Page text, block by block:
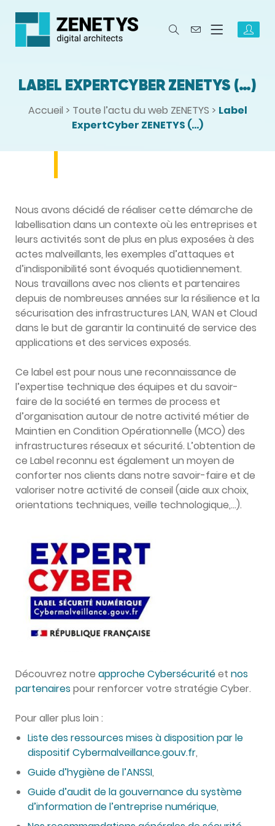
LABEL EXPERTCYBER ZENETYS (…)
Accueil > Toute l’actu du web ZENETYS > Label
ExpertCyber ZENETYS (…)
Nous avons décidé de réaliser cette démarche de
labellisation dans un contexte où les entreprises et
leurs activités sont de plus en plus exposées à des
actes malveillants, les exemples d’attaques et
d’indisponibilité sont évoqués quotidiennement.
Nous travaillons avec nos clients et partenaires
depuis de nombreuses années sur la résilience et la
sécurisation des infrastructures LAN, WAN et Cloud
dans le but de garantir la continuité de service des
applications et des services exposés.
Ce label est pour nous une reconnaissance de
l’expertise technique des équipes et du savoir-
faire de la société en termes de process et
d’organisation autour de notre activité métier de
Maintien en Condition Opérationnelle (MCO) des
infrastructures réseaux et sécurité. L’obtention de
ce Label reconnu est également un moyen de
conforter nos clients dans notre savoir-faire et de
valoriser notre activité de conseil (aide aux choix,
orientations techniques, veille technologique,…).
Découvrez notre approche Cybersécuritéet nos
partenairespour renforcer votre stratégie Cyber.
Pour aller plus loin :
Liste des ressources mises à disposition par le
dispositif Cybermalveillance.gouv.fr,
Guide d’hygiène de l’ANSSI,
Guide d’audit de la gouvernance du système
d’information de l’entreprise numérique,